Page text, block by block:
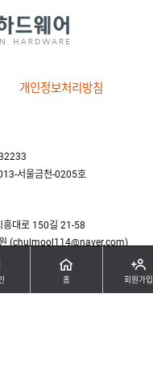
홈 회원가입
개인정보처리방침
서울금천-0205호
흥대로 150길 21-58
(chulmool114@naver.com)
ALL RIGHTS RESERBED.